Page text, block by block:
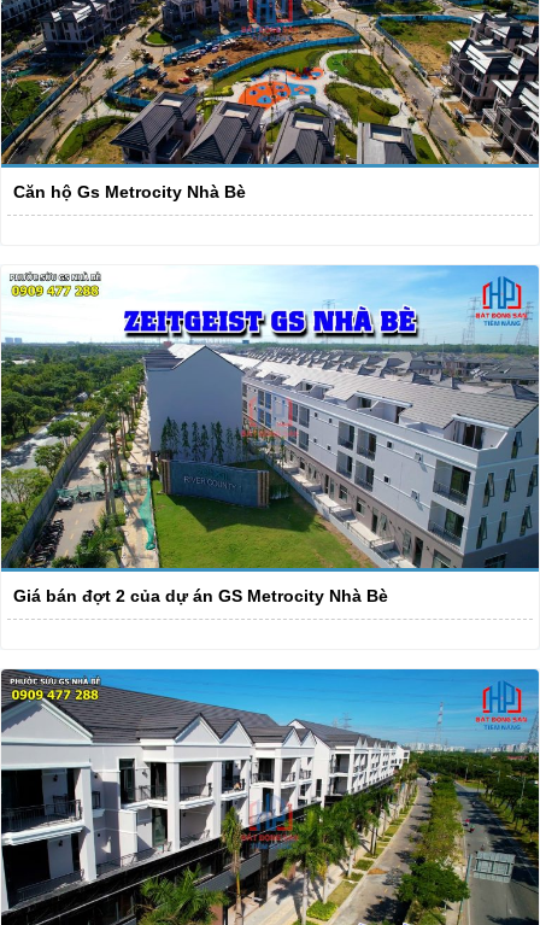
Căn hộ Gs Metrocity Nhà Bè
Giá bán đợt 2 của dự án GS Metrocity Nhà Bè